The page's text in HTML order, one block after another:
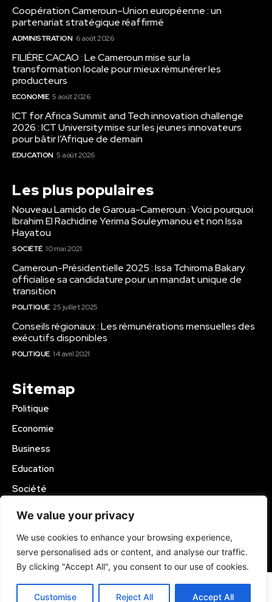
We value your privacy
We use cookies to enhance your browsing experience,
serve personalised ads or content, and analyse our traffic.
By clicking "Accept All", you consent to our use of cookies.
Customise Reject All Accept All
Coopération Cameroun–Union européenne : un
partenariat stratégique réaffirmé
ADMINISTRATION 6 août 2026
FILIÈRE CACAO : Le Cameroun mise sur la
transformation locale pour mieux rémunérer les
producteurs
ECONOMIE 5 août 2026
ICT for Africa Summit and Tech innovation challenge
2026 : ICT University mise sur les jeunes innovateurs
pour bâtir l’Afrique de demain
EDUCATION 5 août 2026
Les plus populaires
Nouveau Lamido de Garoua-Cameroun : Voici pourquoi
Ibrahim El Rachidine Yerima Souleymanou et non Issa
Hayatou
SOCIÉTÉ 10 mai 2021
Cameroun-Présidentielle 2025 : Issa Tchiroma Bakary
officialise sa candidature pour un mandat unique de
transition
POLITIQUE 25 juillet 2025
Conseils régionaux : Les rémunérations mensuelles des
exécutifs disponibles
POLITIQUE 14 avril 2021
Sitemap
Politique
Economie
Business
Education
Société
Sport
© 2024 Kamer Infos+. All Rights Reserved.